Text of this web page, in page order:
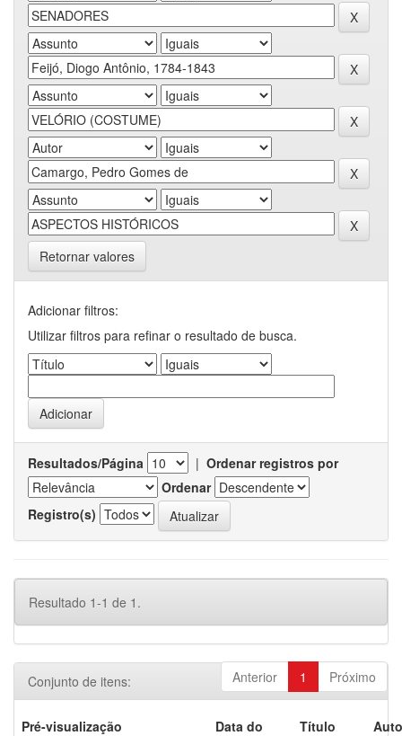
Retornar valores
Adicionar filtros:
Utilizar filtros para refinar o resultado de busca.
Resultados/Página | Ordenar registros por
Ordenar
Registro(s)
Resultado 1-1 de 1.
Anterior 1 Próximo
Conjunto de itens:
Pré-visualização
Data do
Título